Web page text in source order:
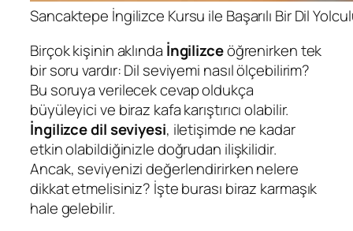
Sancaktepe İngilizce Kursu ile Başarılı Bir Dil
Birçok kişinin aklında İngilizceöğrenirken tek
bir soru vardır: Dil seviyemi nasıl ölçebilirim?
Bu soruya verilecek cevap oldukça
büyüleyici ve biraz kafa karıştırıcı olabilir.
İngilizce dil seviyesi, iletişimde ne kadar
etkin olabildiğinizle doğrudan ilişkilidir.
Ancak, seviyenizi değerlendirirken nelere
dikkat etmelisiniz? İşte burası biraz karmaşık
hale gelebilir.